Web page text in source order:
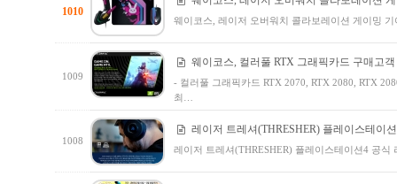
1010
웨이코스, 레이저 오버워치 콜라보레이션 게이
1009
웨이코스, 컬러풀 RTX 그래픽카드 구매고
- 컬러풀 그래픽카드 RTX 2070, RTX 2080, RTX
최…
1008
레이저 트레셔(THRESHER) 플레이스테이
레이저 트레셔(THRESHER) 플레이스테이션4